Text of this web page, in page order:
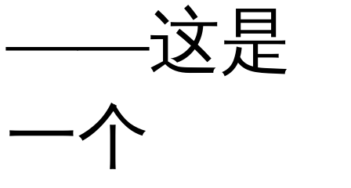
——这是
一个